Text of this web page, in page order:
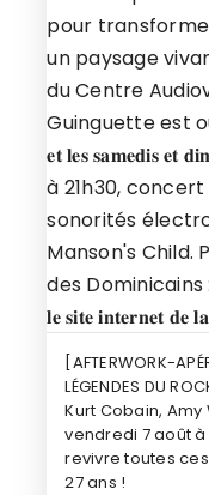
[AFTERWORK-
LÉGENDES DU
Kurt Cobain,
vendredi 7 août à
revivre toutes
27 ans !